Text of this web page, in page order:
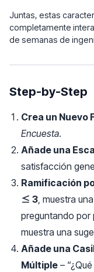
Juntas, estas
completamente
de semanas de
Step-by-Step
Crea un Nuevo
Encuesta.
Añade una
satisfacción
Ramificación
≤ 3, muestra
preguntando por
muestra una
Añade una
Múltiple –